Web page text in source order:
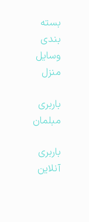
بسته
بندی
وسایل
منزل
باربری
مبلمان
باربری
آنلاین